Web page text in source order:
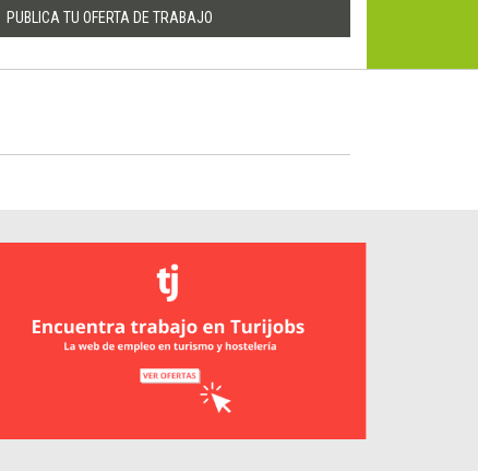
PUBLICA TU OFERTA DE TRABAJO